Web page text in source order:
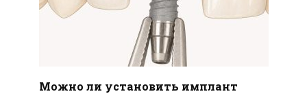
Можно ли установить имплант